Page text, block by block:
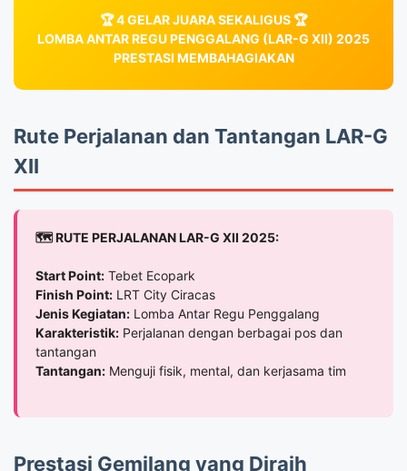
🏆 4 GELAR JUARA SEKALIGUS 🏆
LOMBA ANTAR REGU PENGGALANG (LAR-G XII) 2025
PRESTASI MEMBAHAGIAKAN
Rute Perjalanan dan Tantangan LAR-G
XII
🗺️ RUTE PERJALANAN LAR-G XII 2025:
Start Point: Tebet Ecopark
Finish Point: LRT City Ciracas
Jenis Kegiatan: Lomba Antar Regu Penggalang
Karakteristik: Perjalanan dengan berbagai pos dan
tantangan
Tantangan: Menguji fisik, mental, dan kerjasama tim
Prestasi Gemilang yang Diraih